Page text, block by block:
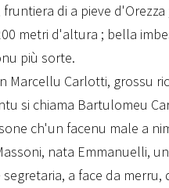
di a pieve
metri d'altura ; bella
più sorte.
Marcellu Carlotti, grossu
si chiama Bartulomeu
ch'un facenu male a
nata Emmanuelli,
a face da